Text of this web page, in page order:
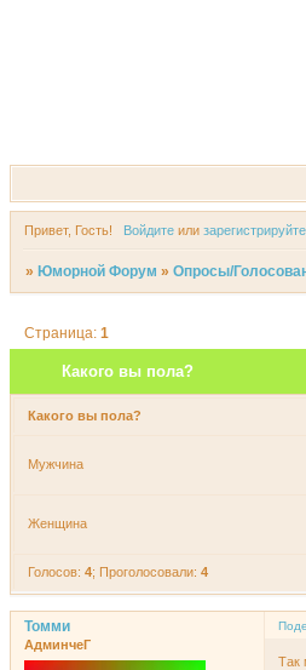
Привет, Гость! Войдитеили
» Юморной Форум »Опросы/
Какого вы пола?
Страница:1
Какого вы пола?
Мужчина
Женщина
Голосов: 4; Проголосовали: 4
Томми
АдминчеГ
Так